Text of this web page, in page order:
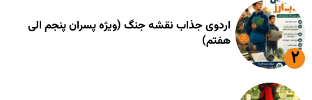
اردوی جذاب نقشه جنگ (ویژه پسران پنجم الی
هفتم)